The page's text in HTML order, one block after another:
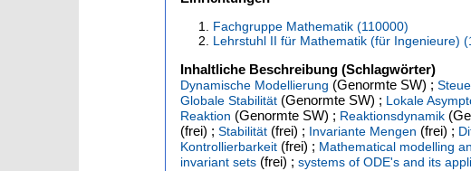
Fachgruppe Mathematik (110000)
Lehrstuhl II für Mathematik (für Ingenieure)
Inhaltliche Beschreibung (Schlagwörter)
Dynamische Modellierung (Genormte SW) ;
Globale Stabilität (Genormte SW) ; Lokale
Reaktion (Genormte SW) ; Reaktionsdynamik
(frei) ; Stabilität (frei) ; Invariante Mengen (frei) ;
Kontrollierbarkeit (frei) ; Mathematical modelling
invariant sets (frei) ; systems of ODE's and its